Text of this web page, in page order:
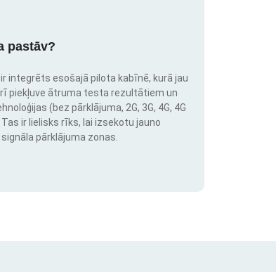
pastāv?
integrēts esošajā pilota kabīnē, kurā jau
piekļuve ātruma testa rezultātiem un
(bez pārklājuma, 2G, 3G, 4G, 4G
ir lielisks rīks, lai izsekotu jauno
pārklājuma zonas.